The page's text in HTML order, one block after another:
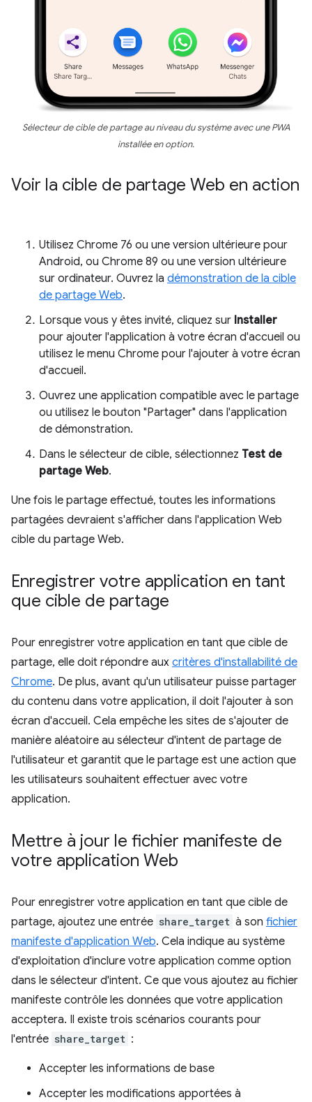
Sélecteur de cible de partage au niveau du système avec une PWA
installée en option.
Voir la cible de partage Web en action
Utilisez Chrome 76 ou une version ultérieure pour
Android, ou Chrome 89 ou une version ultérieure
sur ordinateur. Ouvrez la démonstration de la cible
de partage Web.
Lorsque vous y êtes invité, cliquez sur Installer
pour ajouter l'application à votre écran d'accueil ou
utilisez le menu Chrome pour l'ajouter à votre écran
d'accueil.
Ouvrez une application compatible avec le partage
ou utilisez le bouton "Partager" dans l'application
de démonstration.
Dans le sélecteur de cible, sélectionnez Test de
partage Web.
Une fois le partage effectué, toutes les informations
partagées devraient s'afficher dans l'application Web
cible du partage Web.
Enregistrer votre application en tant
que cible de partage
Pour enregistrer votre application en tant que cible de
partage, elle doit répondre aux critères d'installabilité de
Chrome. De plus, avant qu'un utilisateur puisse partager
du contenu dans votre application, il doit l'ajouter à son
écran d'accueil. Cela empêche les sites de s'ajouter de
manière aléatoire au sélecteur d'intent de partage de
l'utilisateur et garantit que le partage est une action que
les utilisateurs souhaitent effectuer avec votre
application.
Mettre à jour le fichier manifeste de
votre application Web
Pour enregistrer votre application en tant que cible de
partage, ajoutez une entrée share_target à son fichier
manifeste d'application Web. Cela indique au système
d'exploitation d'inclure votre application comme option
dans le sélecteur d'intent. Ce que vous ajoutez au fichier
manifeste contrôle les données que votre application
acceptera. Il existe trois scénarios courants pour
l'entrée share_target :
Accepter les informations de base
Accepter les modifications apportées à